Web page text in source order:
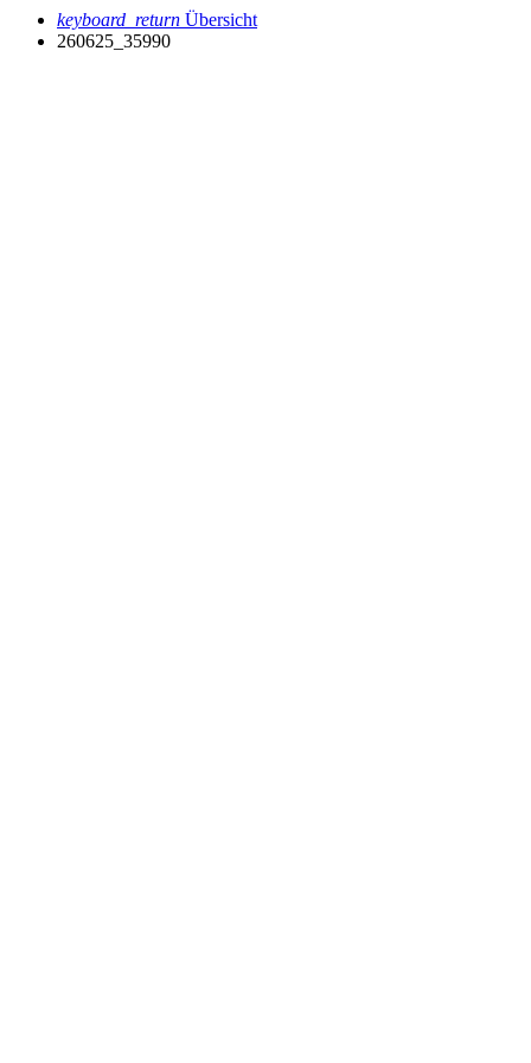
keyboard_return Übersicht
260625_35990